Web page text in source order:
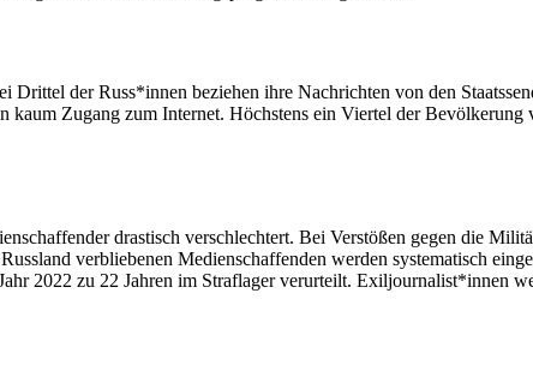
der Russ*innen beziehen ihre Nachrichten von den
Zugang zum Internet. Höchstens ein Viertel der
drastisch verschlechtert. Bei Verstößen gegen die
verbliebenen Medienschaffenden werden systematisch
2022 zu 22 Jahren im Straflager verurteilt. Exiljournalist*innen